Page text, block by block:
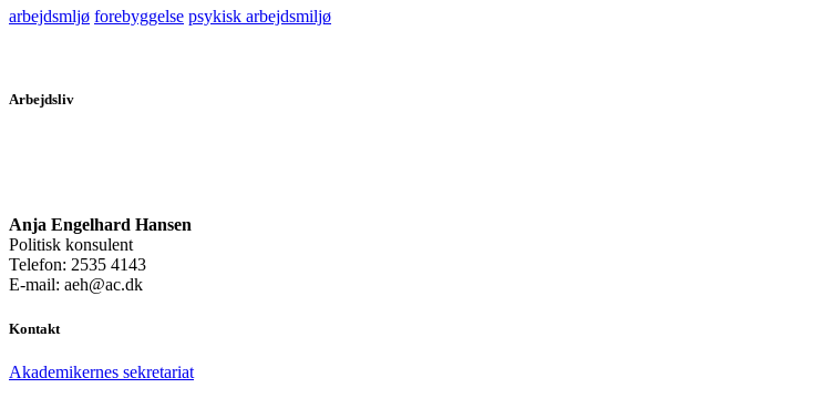
arbejdsmljø forebyggelse psykisk arbejdsmiljø
Arbejdsliv
Anja Engelhard Hansen
Politisk konsulent
Telefon: 2535 4143
E-mail: aeh@ac.dk
Kontakt
Akademikernes sekretariat